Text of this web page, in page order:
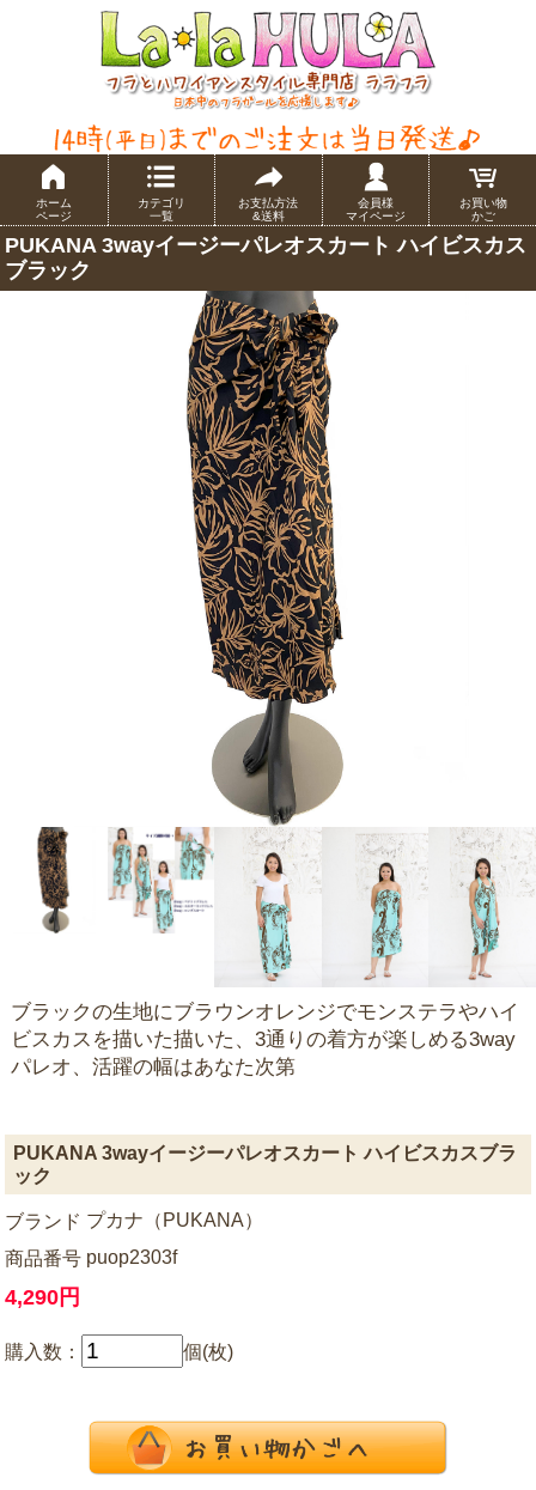
ホーム
ページ
カテゴリ
一覧
お支払方法
&送料
会員様
マイページ
お買い物
かご
PUKANA 3wayイージーパレオスカート ハイビスカス
ブラック
ブラックの生地にブラウンオレンジでモンステラやハイ
ビスカスを描いた描いた、3通りの着方が楽しめる3way
パレオ、活躍の幅はあなた次第
PUKANA 3wayイージーパレオスカート ハイビスカスブラ
ック
ブランド プカナ（PUKANA）
商品番号 puop2303f
4,290円
購入数： 個(枚)